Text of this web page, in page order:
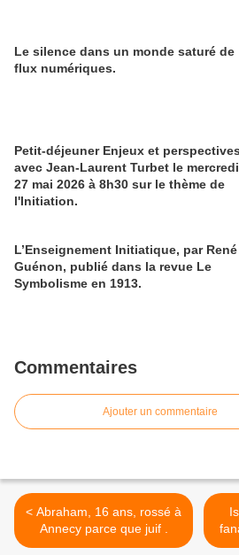
Le silence dans un monde saturé de
flux numériques.
Petit-déjeuner Enjeux et perspectives
avec Jean-Laurent Turbet le mercredi
27 mai 2026 à 8h30 sur le thème de
l'Initiation.
L’Enseignement Initiatique, par René
Guénon, publié dans la revue Le
Symbolisme en 1913.
Commentaires
Ajouter un commentaire
< Abraham, 16 ans, rossé à
Annecy parce que juif .